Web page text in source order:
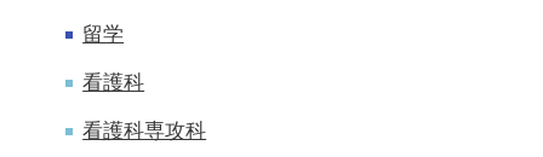
留学
看護科
看護科専攻科